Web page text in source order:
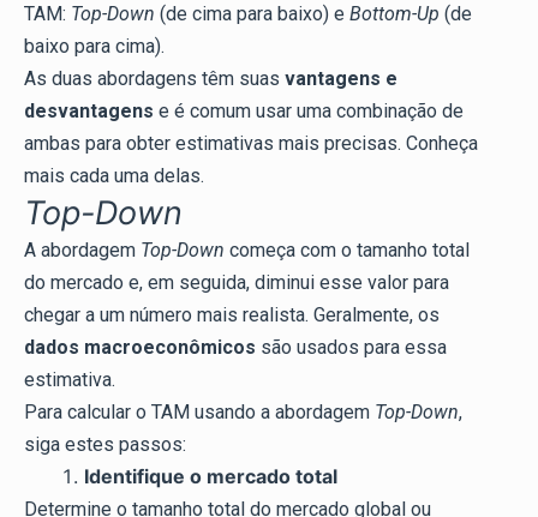
TAM: Top-Down (de cima para baixo) e Bottom-Up (de
baixo para cima).
As duas abordagens têm suas vantagens e
desvantagens e é comum usar uma combinação de
ambas para obter estimativas mais precisas. Conheça
mais cada uma delas.
Top-Down
A abordagem Top-Down começa com o tamanho total
do mercado e, em seguida, diminui esse valor para
chegar a um número mais realista. Geralmente, os
dados macroeconômicos são usados para essa
estimativa.
Para calcular o TAM usando a abordagem Top-Down,
siga estes passos:
Identifique o mercado total
Determine o tamanho total do mercado global ou